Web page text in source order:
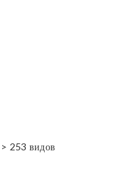
> 253 видов